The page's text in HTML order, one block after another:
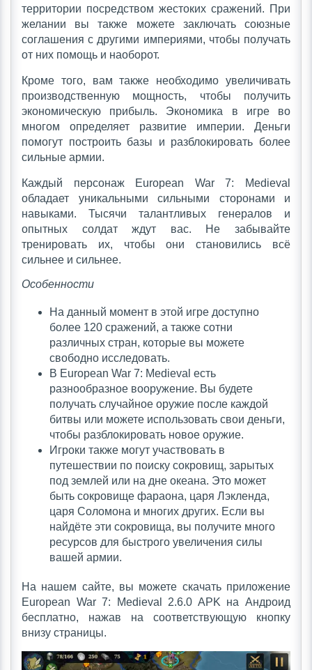
территории посредством жестоких сражений. При
желании вы также можете заключать союзные
соглашения с другими империями, чтобы получать
от них помощь и наоборот.
Кроме того, вам также необходимо увеличивать
производственную мощность, чтобы получить
экономическую прибыль. Экономика в игре во
многом определяет развитие империи. Деньги
помогут построить базы и разблокировать более
сильные армии.
Каждый персонаж European War 7: Medieval
обладает уникальными сильными сторонами и
навыками. Тысячи талантливых генералов и
опытных солдат ждут вас. Не забывайте
тренировать их, чтобы они становились всё
сильнее и сильнее.
Особенности
На данный момент в этой игре доступно
более 120 сражений, а также сотни
различных стран, которые вы можете
свободно исследовать.
В European War 7: Medieval есть
разнообразное вооружение. Вы будете
получать случайное оружие после каждой
битвы или можете использовать свои деньги,
чтобы разблокировать новое оружие.
Игроки также могут участвовать в
путешествии по поиску сокровищ, зарытых
под землей или на дне океана. Это может
быть сокровище фараона, царя Лэкленда,
царя Соломона и многих других. Если вы
найдёте эти сокровища, вы получите много
ресурсов для быстрого увеличения силы
вашей армии.
На нашем сайте, вы можете скачать приложение
European War 7: Medieval 2.6.0 APK на Андроид
бесплатно, нажав на соответствующую кнопку
внизу страницы.